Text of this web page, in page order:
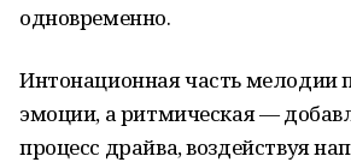
одновременно.
Интонационная часть мелодии
эмоции, а ритмическая —
процесс драйва, воздействуя